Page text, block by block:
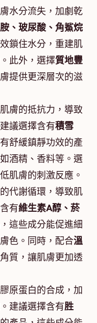
水分流失，加劇乾
、玻尿酸、角鯊烷
鎖住水分，重建肌
此外，選擇質地豐
提供更深層次的滋
膚的抵抗力，導致
議選擇含有積雪
舒緩鎮靜功效的產
酒精、香料等。選
肌膚的刺激反應。
代謝循環，導致肌
有維生素A醇、菸
這些成分能促進細
色。同時，配合溫
質，讓肌膚更加透
原蛋白的合成，加
建議選擇含有胜